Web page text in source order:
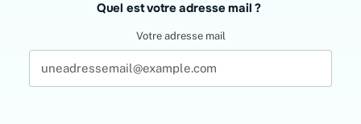
Quel est votre adresse mail ?
Votre adresse mail